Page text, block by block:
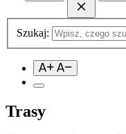
Szukaj:
Trasy